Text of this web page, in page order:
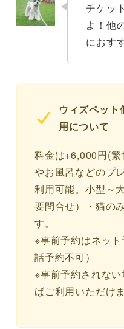
チケッ
よ！他
におす
ウィズペット
用について
料金は+6,000円(
やお風呂などのプ
利用可能。小型～
要問合せ）・猫の
す。
※事前予約はネッ
話予約不可）
※事前予約されな
ばご利用いただけま